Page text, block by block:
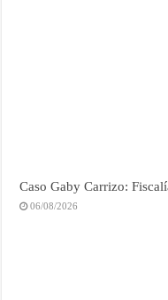
Caso Gaby Carrizo:
06/08/2026